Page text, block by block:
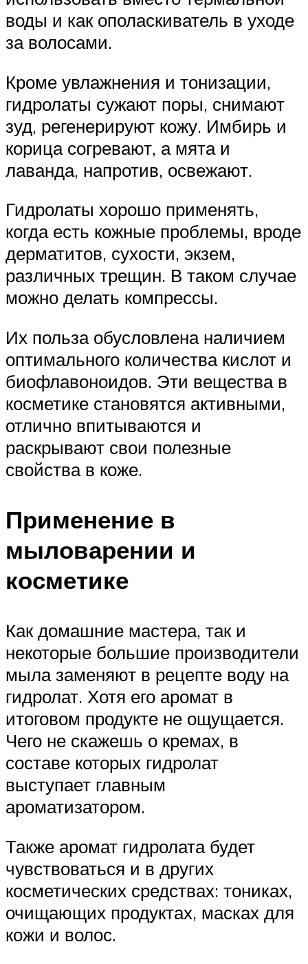
воды и как ополаскиватель в уходе
за волосами.
Кроме увлажнения и тонизации,
гидролаты сужают поры, снимают
зуд, регенерируют кожу. Имбирь и
корица согревают, а мята и
лаванда, напротив, освежают.
Гидролаты хорошо применять,
когда есть кожные проблемы, вроде
дерматитов, сухости, экзем,
различных трещин. В таком случае
можно делать компрессы.
Их польза обусловлена наличием
оптимального количества кислот и
биофлавоноидов. Эти вещества в
косметике становятся активными,
отлично впитываются и
раскрывают свои полезные
свойства в коже.
Применение в
мыловарении и
косметике
Как домашние мастера, так и
некоторые большие производители
мыла заменяют в рецепте воду на
гидролат. Хотя его аромат в
итоговом продукте не ощущается.
Чего не скажешь о кремах, в
составе которых гидролат
выступает главным
ароматизатором.
Также аромат гидролата будет
чувствоваться и в других
косметических средствах: тониках,
очищающих продуктах, масках для
кожи и волос.